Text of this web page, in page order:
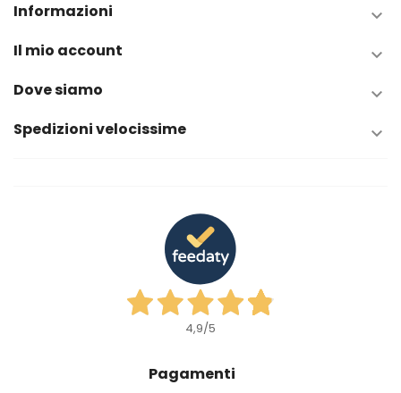
Informazioni 
Il mio account 
Dove siamo 
Spedizioni velocissime 
4,9/5
Pagamenti